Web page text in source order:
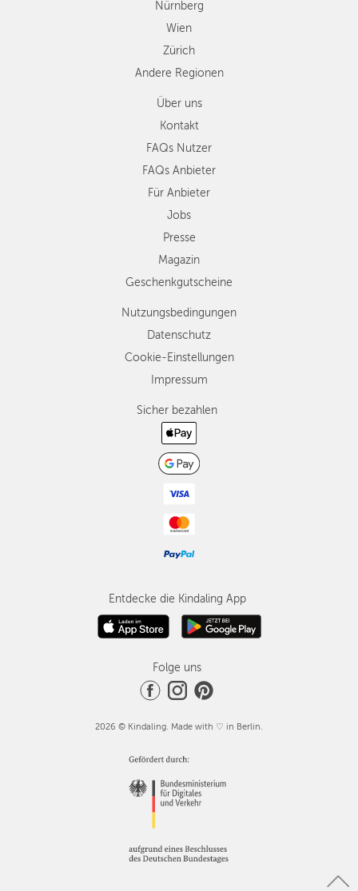
Nürnberg
Wien
Zürich
Andere Regionen
Über uns
Kontakt
FAQs Nutzer
FAQs Anbieter
Für Anbieter
Jobs
Presse
Magazin
Geschenkgutscheine
Nutzungsbedingungen
Datenschutz
Cookie-Einstellungen
Impressum
Sicher bezahlen
Entdecke die Kindaling App
Folge uns
2026 © Kindaling. Made with ♡ in Berlin.